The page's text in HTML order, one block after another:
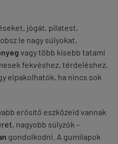
jógát, pilatest,
le nagy súlyokat,
vagy több kisebb tatami
fekvéshez, térdeléshez,
elpakolhatók, ha nincs sok
erősítő eszközeid vannak
, nagyobb súlyzók –
gondolkodni. A gumilapok